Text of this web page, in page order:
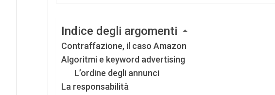
Indice degli argomenti
Contraffazione, il caso Amazon
Algoritmi e keyword advertising
L’ordine degli annunci
La responsabilità